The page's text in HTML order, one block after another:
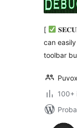
[
can easily
toolbar
100+